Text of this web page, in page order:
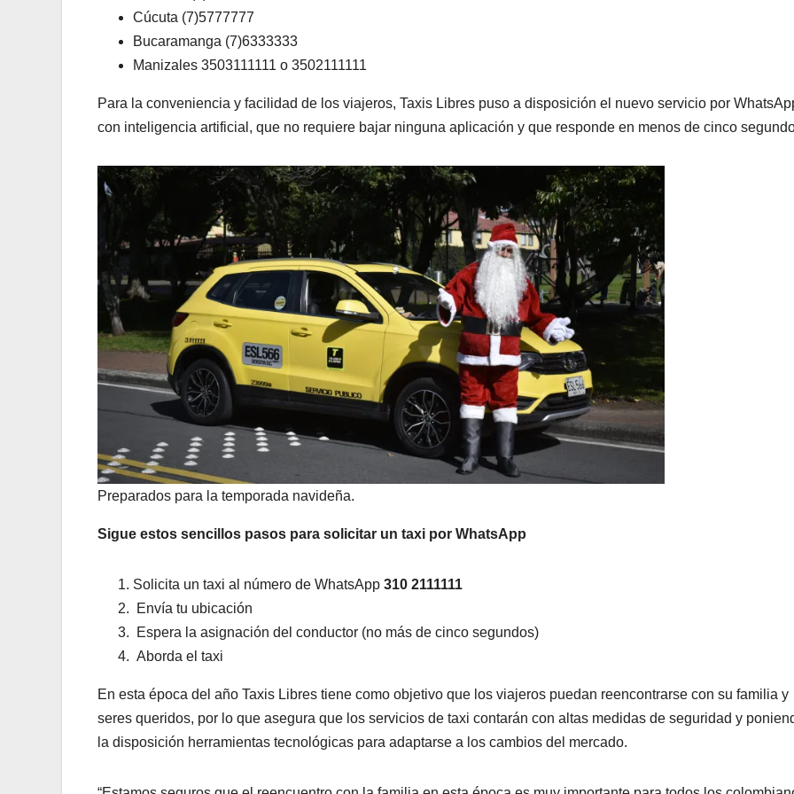
Cúcuta (7)5777777
Bucaramanga (7)6333333
Manizales 3503111111 o 3502111111
Para la conveniencia y facilidad de los viajeros, Taxis Libres puso a disposición el nuevo servicio por
con inteligencia artificial, que no requiere bajar ninguna aplicación y que responde en menos de cinco
Preparados para la temporada navideña.
Sigue estos sencillos pasos para solicitar un taxi por WhatsApp
Solicita un taxi al número de WhatsApp 310 2111111
Envía tu ubicación
Espera la asignación del conductor (no más de cinco segundos)
Aborda el taxi
En esta época del año Taxis Libres tiene como objetivo que los viajeros puedan reencontrarse con su familia y
seres queridos, por lo que asegura que los servicios de taxi contarán con altas medidas de seguridad y
la disposición herramientas tecnológicas para adaptarse a los cambios del mercado.